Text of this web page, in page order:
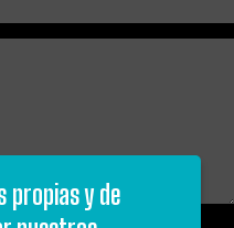
propias y de